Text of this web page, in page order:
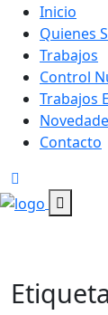
Inicio
Quienes
Trabajos
Control
Trabajos
Contacto